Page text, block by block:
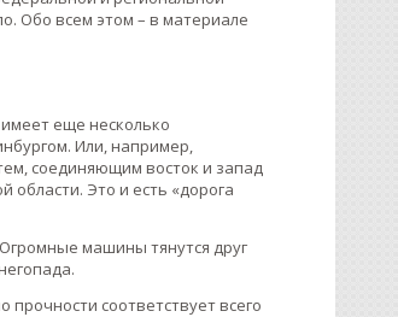
Обо всем этом – в материале
еще несколько
Или, например,
соединяющим восток и запад
области. Это и есть «дорога
машины тянутся друг
соответствует всего